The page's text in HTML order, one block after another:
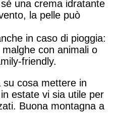
una crema idratante
la pelle può
in caso di pioggia:
con animali o
friendly.
su cosa mettere in
estate vi sia utile per
Buona montagna a